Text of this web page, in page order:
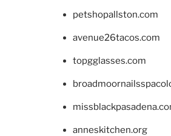
petshopallston.com
avenue26tacos.com
topgglasses.com
anneskitchen.org